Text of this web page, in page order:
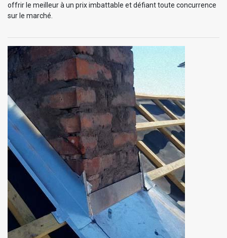
offrir le meilleur à un prix imbattable et défiant toute concurrence
sur le marché.